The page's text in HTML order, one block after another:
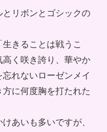
リボンとゴシックの
きることは戦うこ
く咲き誇り、華やか
れないローゼンメイ
に何度胸を打たれた
あいも多いですが、